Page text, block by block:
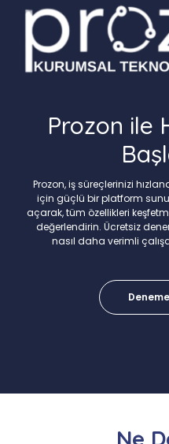
Prozon ile
Prozon, iş süreçlerinizi
için güçlü bir platform
açarak, tüm özellikleri
değerlendirin. Ücretsiz
nasıl daha verimli
Ne